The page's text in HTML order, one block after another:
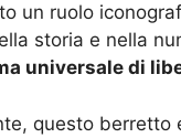
un ruolo
storia e nella
universale di
questo berretto